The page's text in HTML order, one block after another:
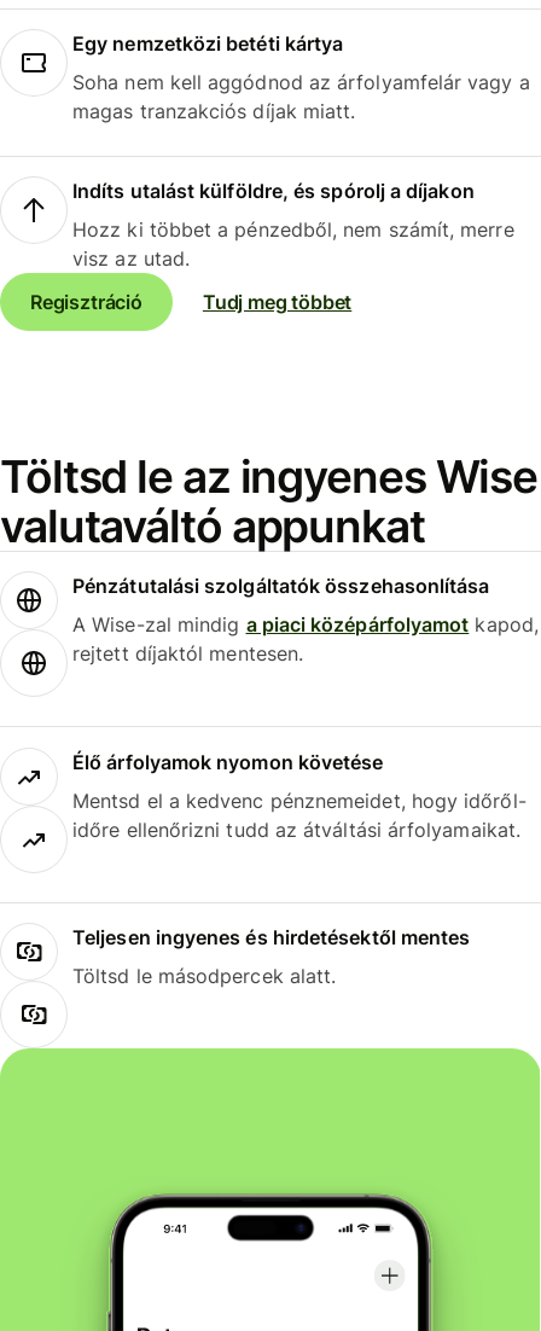
Egy nemzetközi betéti kártya
Soha nem kell aggódnod az árfolyamfelár vagy a
magas tranzakciós díjak miatt.
Indíts utalást külföldre, és spórolj a díjakon
Hozz ki többet a pénzedből, nem számít, merre
visz az utad.
Regisztráció
Tudj meg többet
Töltsd le az ingyenes Wise
valutaváltó appunkat
Pénzátutalási szolgáltatók összehasonlítása
A Wise-zal mindig a piaci középárfolyamot kapod,
rejtett díjaktól mentesen.
Élő árfolyamok nyomon követése
Mentsd el a kedvenc pénznemeidet, hogy időről-
időre ellenőrizni tudd az átváltási árfolyamaikat.
Teljesen ingyenes és hirdetésektől mentes
Töltsd le másodpercek alatt.